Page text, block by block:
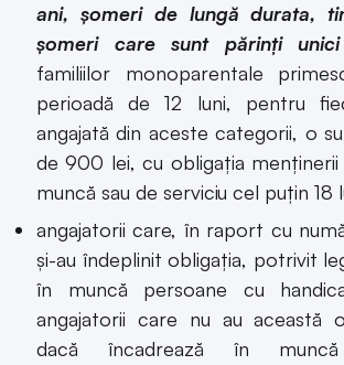
ani, şomeri de lungă durata,
şomeri care sunt părinţi unici
familiilor monoparentale
perioadă de 12 luni, pentru
angajată din aceste categorii, o
de 900 lei, cu obligaţia
muncă sau de serviciu cel puţin 18
angajatorii care, în raport cu
şi-au îndeplinit obligaţia, potrivit
în muncă persoane cu
angajatorii care nu au această
dacă încadrează în